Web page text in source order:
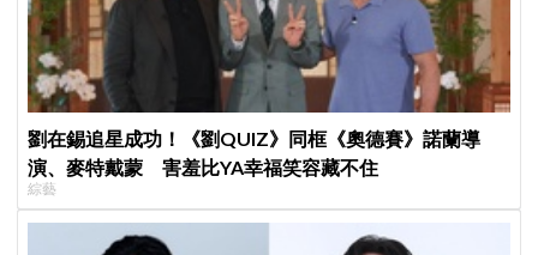
劉在錫追星成功！《劉QUIZ》同框《奧德賽》諾蘭導
演、麥特戴蒙 害羞比YA幸福笑容藏不住
綜藝